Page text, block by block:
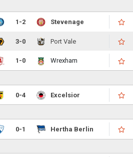
1-2 Stevenage
3-0 Port Vale
1-0 Wrexham
0-4 Excelsior
0-1 Hertha Berlin